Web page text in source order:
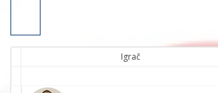
Igrač